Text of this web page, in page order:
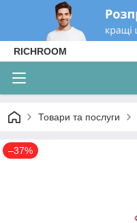
RICHROOM
Товари та послуги
–37%